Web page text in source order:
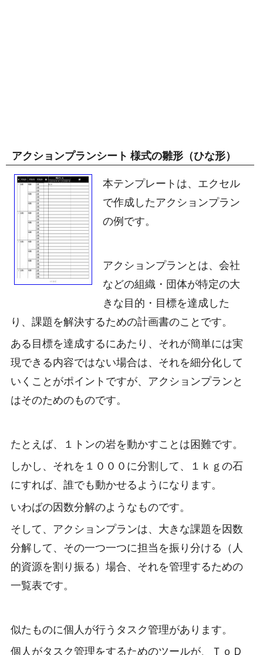
アクションプランシート 様式の雛形（ひな形）
本テンプレートは、エクセル
で作成したアクションプラン
の例です。
アクションプランとは、会社
などの組織・団体が特定の大
きな目的・目標を達成した
り、課題を解決するための計画書のことです。
ある目標を達成するにあたり、それが簡単には実
現できる内容ではない場合は、それを細分化して
いくことがポイントですが、アクションプランと
はそのためのものです。
たとえば、１トンの岩を動かすことは困難です。
しかし、それを１０００に分割して、１ｋｇの石
にすれば、誰でも動かせるようになります。
いわばの因数分解のようなものです。
そして、アクションプランは、大きな課題を因数
分解して、その一つ一つに担当を振り分ける（人
的資源を割り振る）場合、それを管理するための
一覧表です。
似たものに個人が行うタスク管理があります。
個人がタスク管理をするためのツールが、ＴｏＤ